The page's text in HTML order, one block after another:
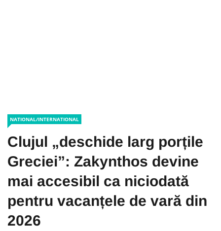
NATIONAL/INTERNATIONAL
Clujul „deschide larg porțile
Greciei”: Zakynthos devine
mai accesibil ca niciodată
pentru vacanțele de vară din
2026